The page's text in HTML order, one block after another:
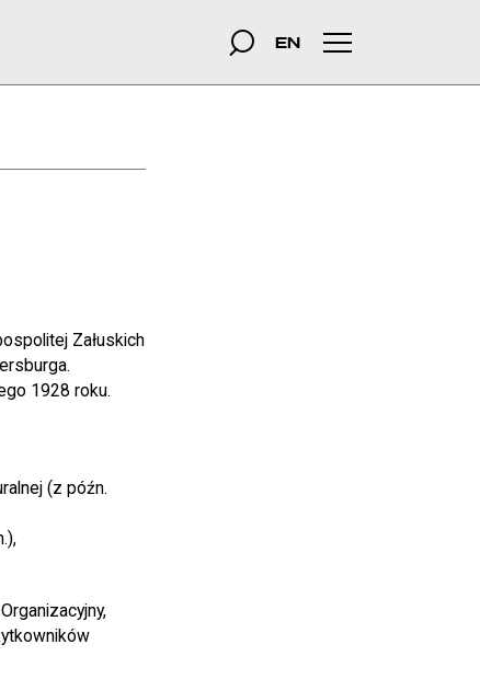
szukana fraza
Szukaj
EN Menu główne
Załuskich
1928 roku.
(z późn.